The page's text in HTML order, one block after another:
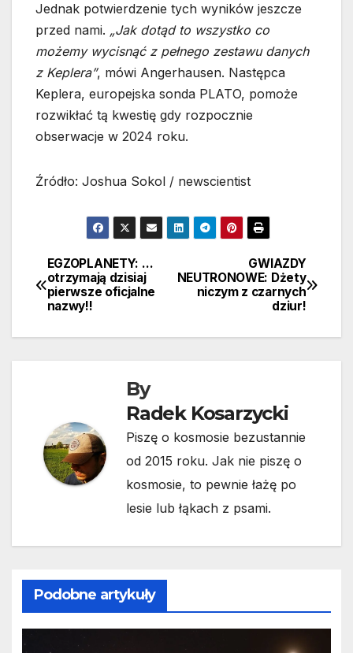
Jednak potwierdzenie tych wyników jeszcze
przed nami. „Jak dotąd to wszystko co
możemy wycisnąć z pełnego zestawu danych
z Keplera”, mówi Angerhausen. Następca
Keplera, europejska sonda PLATO, pomoże
rozwikłać tą kwestię gdy rozpocznie
obserwacje w 2024 roku.
Źródło: Joshua Sokol / newscientist
Nawigacja
wpisu
GWIAZDY
NEUTRONOWE: Dżety
niczym z czarnych
dziur!
EGZOPLANETY: …
otrzymają dzisiaj
pierwsze oficjalne
nazwy!!
By
Radek Kosarzycki
Piszę o kosmosie bezustannie
od 2015 roku. Jak nie piszę o
kosmosie, to pewnie łażę po
lesie lub łąkach z psami.
Podobne artykuły